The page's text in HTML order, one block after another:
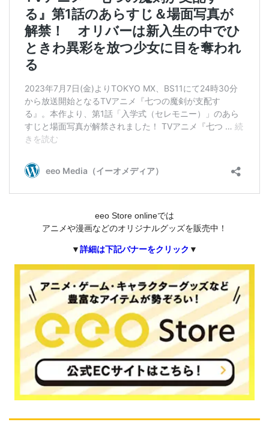
eeo Store onlineでは
アニメや漫画などのオリジナルグッズを販売中！
▼詳細は下記バナーをクリック ▼